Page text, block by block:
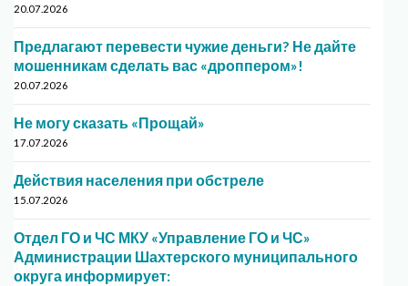
20.07.2026
Предлагают перевести чужие деньги? Не дайте
мошенникам сделать вас «дроппером»!
20.07.2026
Не могу сказать «Прощай»
17.07.2026
Действия населения при обстреле
15.07.2026
Отдел ГО и ЧС МКУ «Управление ГО и ЧС»
Администрации Шахтерского муниципального
округа информирует: